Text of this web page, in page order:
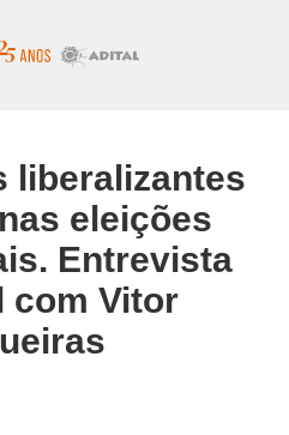
liberalizantes
eleições
Entrevista
com Vitor